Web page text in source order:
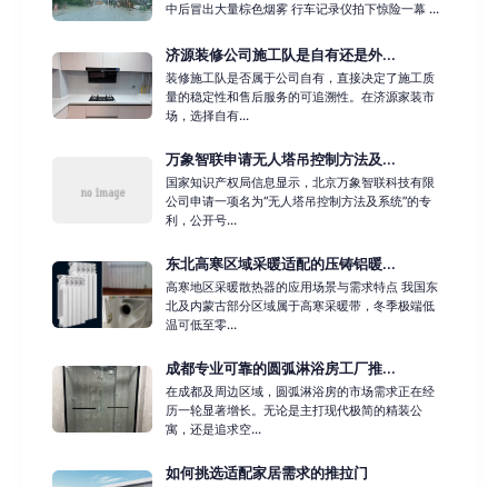
中后冒出大量棕色烟雾 行车记录仪拍下惊险一幕 ...
济源装修公司施工队是自有还是外...
装修施工队是否属于公司自有，直接决定了施工质
量的稳定性和售后服务的可追溯性。在济源家装市
场，选择自有...
万象智联申请无人塔吊控制方法及...
国家知识产权局信息显示，北京万象智联科技有限
公司申请一项名为“无人塔吊控制方法及系统”的专
利，公开号...
东北高寒区域采暖适配的压铸铝暖...
高寒地区采暖散热器的应用场景与需求特点 我国东
北及内蒙古部分区域属于高寒采暖带，冬季极端低
温可低至零...
成都专业可靠的圆弧淋浴房工厂推...
在成都及周边区域，圆弧淋浴房的市场需求正在经
历一轮显著增长。无论是主打现代极简的精装公
寓，还是追求空...
如何挑选适配家居需求的推拉门